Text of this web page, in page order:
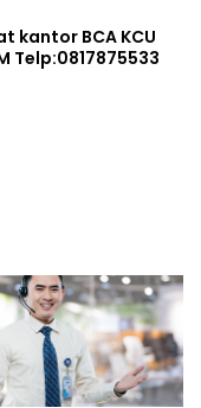
kantor BCA KCU
BATAM Telp:0817875533